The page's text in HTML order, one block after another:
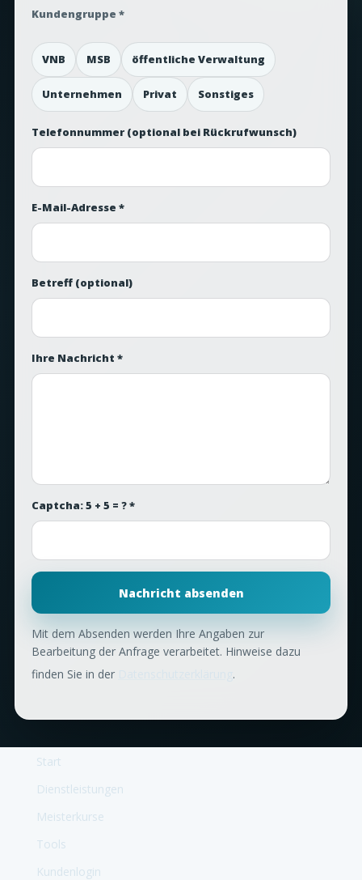
Kundengruppe *
VNB MSB öffentliche Verwaltung
Unternehmen Privat Sonstiges
Telefonnummer (optional bei Rückrufwunsch)
E-Mail-Adresse *
Betreff (optional)
Ihre Nachricht *
Captcha: 5 + 5 = ? *
Nachricht absenden
Mit dem Absenden werden Ihre Angaben zur
Bearbeitung der Anfrage verarbeitet. Hinweise dazu
finden Sie in der
.
Start
Dienstleistungen
Meisterkurse
Tools
Kundenlogin